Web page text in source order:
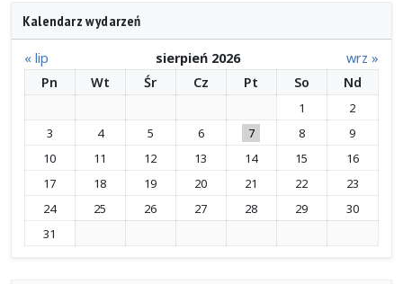
Kalendarz wydarzeń
« lip sierpień 2026
wrz »
Pn
Wt Śr Cz Pt So Nd
1
2
3
4 5 6 7 8
9
10
11 12 13 14 15
16
17
18 19 20 21 22
23
24
25 26 27 28 29
30
31